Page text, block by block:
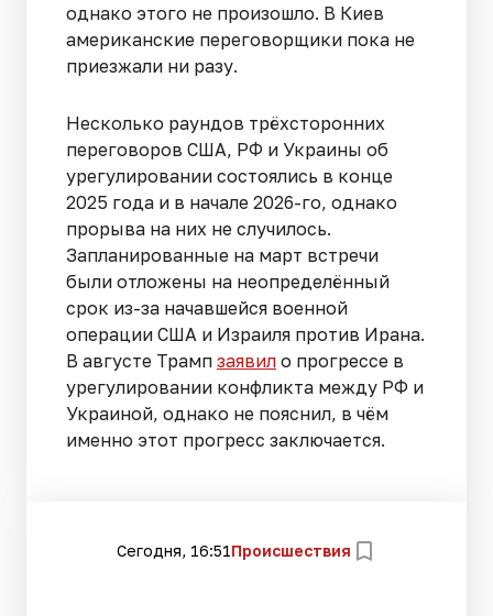
однако этого не произошло. В Киев
американские переговорщики пока не
приезжали ни разу.
Несколько раундов трёхсторонних
переговоров США, РФ и Украины об
урегулировании состоялись в конце
2025 года и в начале 2026-го, однако
прорыва на них не случилось.
Запланированные на март встречи
были отложены на неопределённый
срок из-за начавшейся военной
операции США и Израиля против Ирана.
В августе Трамп заявил о прогрессе в
урегулировании конфликта между РФ и
Украиной, однако не пояснил, в чём
именно этот прогресс заключается.
Сегодня, 16:51Происшествия